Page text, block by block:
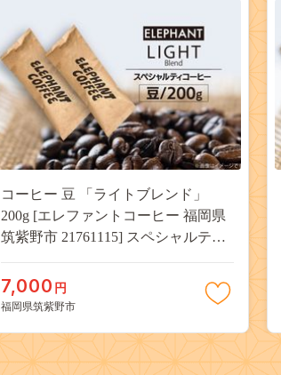
コーヒー 豆 「ライトブレンド」
200g [エレファントコーヒー 福岡県
筑紫野市 21761115] スペシャルティ
ブレンド
7,000 円
福岡県筑紫野市